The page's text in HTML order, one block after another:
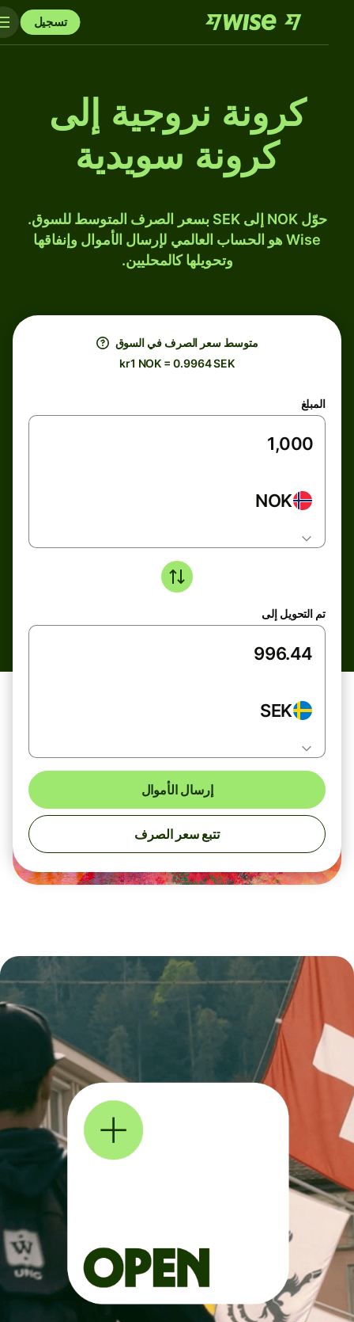
تسجيل
كرونة نروجية إلى
كرونة سويدية
حوّل NOK إلى SEK بسعر الصرف المتوسط للسوق.
Wise هو الحساب العالمي لإرسال الأموال وإنفاقها
وتحويلها كالمحليين.
متوسط ​​سعر الصرف في السوق
kr1 NOK = 0.9964 SEK
المبلغ
NOK
تم التحويل إلى
SEK
إرسال الأموال
تتبع سعر الصرف